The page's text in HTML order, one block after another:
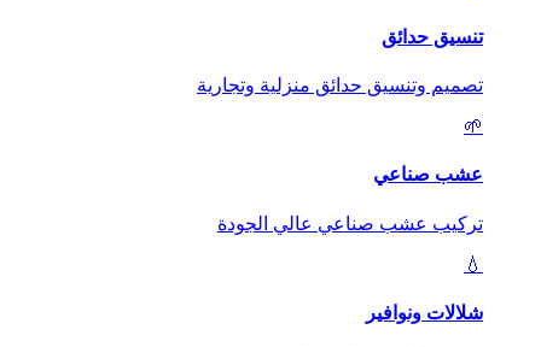
تنسيق حدائق
تصميم وتنسيق حدائق منزلية وتجارية
🌱
عشب صناعي
تركيب عشب صناعي عالي الجودة
💧
شلالات ونوافير